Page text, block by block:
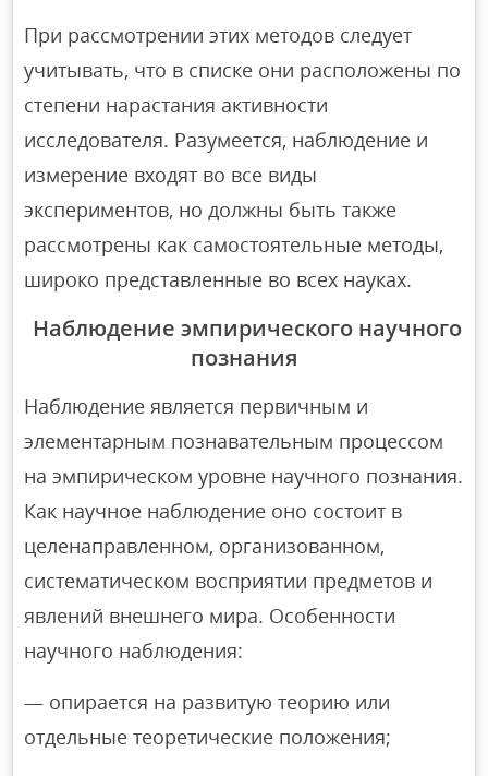
При рассмотрении этих методов следует
учитывать, что в списке они расположены по
степени нарастания активности
исследователя. Разумеется, наблюдение и
измерение входят во все виды
экспериментов, но должны быть также
рассмотрены как самостоятельные методы,
широко представленные во всех науках.
Наблюдение эмпирического научного
познания
Наблюдение является первичным и
элементарным познавательным процессом
на эмпирическом уровне научного познания.
Как научное наблюдение оно состоит в
целенаправленном, организованном,
систематическом восприятии предметов и
явлений внешнего мира. Особенности
научного наблюдения:
— опирается на развитую теорию или
отдельные теоретические положения;